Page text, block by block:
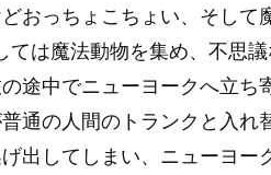
おっちょこちょい、そして
は魔法動物を集め、不思
途中でニューヨークへ立ち
通の人間のトランクと入れ
出してしまい、ニューヨー